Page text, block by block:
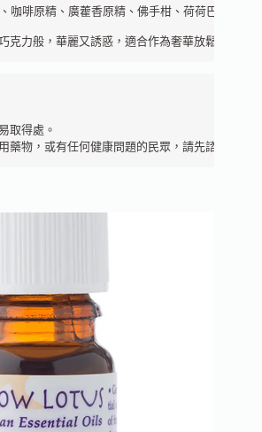
咖啡原精、廣藿香原精、佛手柑、荷荷巴油
克力般，華麗又誘惑，適合作為奢華放鬆之選
易取得處。
藥物，或有任何健康問題的民眾，請先諮詢芳療